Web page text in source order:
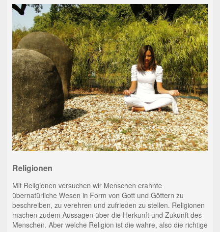
Religionen
Mit Religionen versuchen wir Menschen erahnte
übernatürliche Wesen in Form von Gott und Göttern zu
beschreiben, zu verehren und zufrieden zu stellen. Religionen
machen zudem Aussagen über die Herkunft und Zukunft des
Menschen. Aber welche Religion ist die wahre, also die richtige